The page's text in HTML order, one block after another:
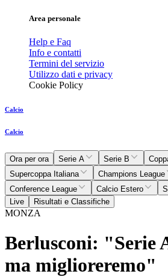
Area personale
Help e Faq
Info e contatti
Termini del servizio
Utilizzo dati e privacy
Cookie Policy
Calcio
Calcio
Ora per ora Serie A Serie B
Supercoppa Italiana
Champions League
Conference League
Calcio Estero
Live
Risultati e Classifiche
MONZA
Berlusconi: "Serie
ma miglioreremo"